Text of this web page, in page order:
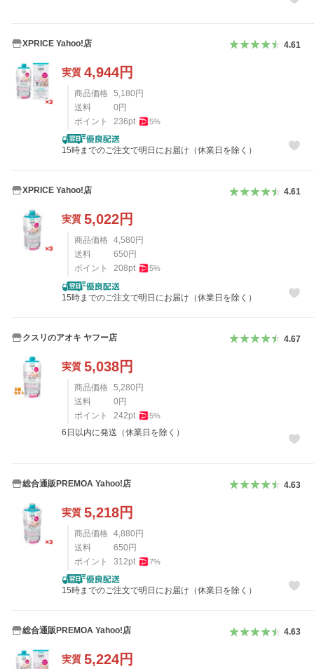
XPRICE Yahoo!店 4.61
実質 4,944円
商品価格 5,180円
送料
0円
ポイント
236pt 5%
15時までのご注文で明日にお届け（休業日を除く）
XPRICE Yahoo!店 4.61
実質 5,022円
商品価格 4,580 円
送料
650 円
ポイント
208pt 5%
15時までのご注文で明日にお届け（休業日を除く）
クスリのアオキ ヤフー店 4.67
実質 5,038円
商品価格 5,280円
送料
0円
ポイント
242pt 5%
6日以内に発送（休業日を除く）
総合通販PREMOA Yahoo!店 4.63
実質 5,218円
商品価格 4,880円
送料
650円
ポイント
312pt 7%
15時までのご注文で明日にお届け（休業日を除く）
総合通販PREMOA Yahoo!店 4.63
実質 5,224円